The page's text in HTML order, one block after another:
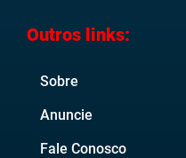
Outros links:
Sobre
Anuncie
Fale Conosco